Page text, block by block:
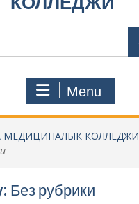
Menu
МЕДИЦИНАЛЫК КОЛЛЕДЖИ
Без рубрики